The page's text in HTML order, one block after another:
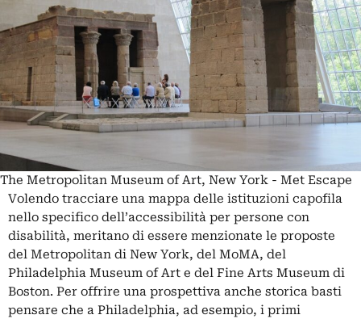
The Metropolitan Museum of Art, New York - Met Escape
Volendo tracciare una mappa delle istituzioni capofila
nello specifico dell’accessibilità per persone con
disabilità, meritano di essere menzionate le proposte
del Metropolitan di New York, del MoMA, del
Philadelphia Museum of Art e del Fine Arts Museum di
Boston. Per offrire una prospettiva anche storica basti
pensare che a Philadelphia, ad esempio, i primi